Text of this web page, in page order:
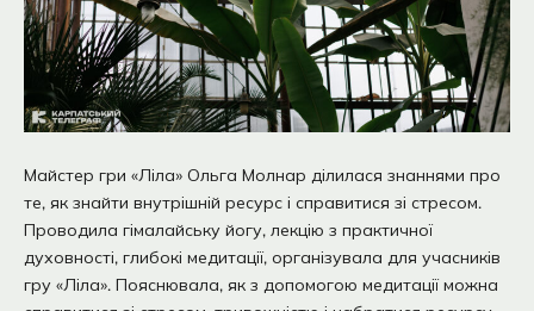
Майстер гри «Ліла» Ольга Молнар ділилася знаннями про
те, як знайти внутрішній ресурс і справитися зі стресом.
Проводила гімалайську йогу, лекцію з практичної
духовності, глибокі медитації, організувала для учасників
гру «Ліла». Пояснювала, як з допомогою медитації можна